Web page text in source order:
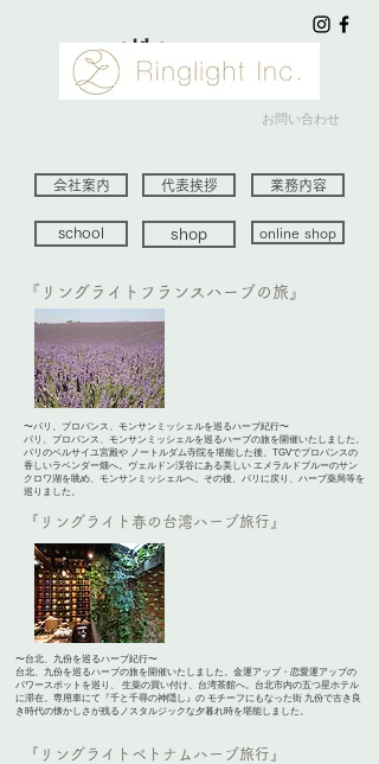
（株）ringlight
会社案内 代表挨拶 業務内容
school shop online shop
お問い合わせ
『リングライトフランスハーブの旅』
〜パリ、プロバンス、モンサンミッシェルを巡るハーブ紀行〜
パリ、プロバンス、モンサンミッシェルを巡るハーブの旅を開催いたしました。
パリのベルサイユ宮殿や ノートルダム寺院を堪能した後、TGVでプロバンスの
香しいラベンダー畑へ。ヴェルドン渓谷にある美しい エメラルドブルーのサン
クロワ湖を眺め、モンサンミッシェルへ。その後、パリに戻り、ハーブ薬局等を
巡りました。
『リングライト春の台湾ハーブ旅行』
〜台北、九份を巡るハーブ紀行〜
台北、九份を巡るハーブの旅を開催いたしました。金運アップ・恋愛運アップの
パワースポットを巡り、 生薬の買い付け、台湾茶館へ。台北市内の五つ星ホテル
に滞在。専用車にて『千と千尋の神隠し』の モチーフにもなった街 九份で古き良
き時代の懐かしさが残るノスタルジックな夕暮れ時を堪能しました。
『リングライトベトナムハーブ旅行』